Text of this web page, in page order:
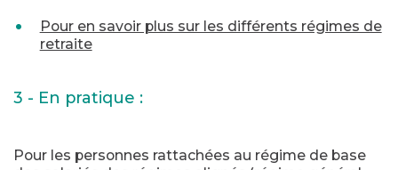
Pour en savoir plus sur les différents régimes de
retraite
3 - En pratique :
Pour les personnes rattachées au régime de base